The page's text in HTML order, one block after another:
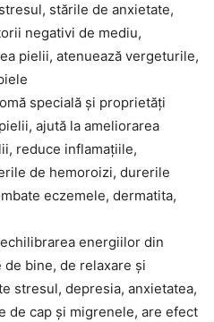
stările de anxietate,
negativi de mediu,
pielii, atenuează vergeturile,
specială și proprietăți
ajută la ameliorarea
reduce inflamațiile,
de hemoroizi, durerile
eczemele, dermatita,
energiilor din
bine, de relaxare și
stresul, depresia, anxietatea,
de cap și migrenele, are efect